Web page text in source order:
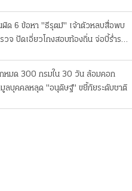
ด 6 ข้อหา "ธีรุตม์" เจ้าตัวหลบสื่อพบ
วจ ปัดเอี่ยวโกงสอบท้องถิ่น จ่อบี้รํ่ารวย
กหมด 300 กรมใน 30 วัน ล้อมคอก
ลบุคคลหลุด "อนุดิษฐ์" ขยี้ภัยระดับชาติ